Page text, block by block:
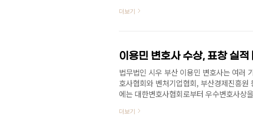
무소의 이용민 변호사가 변호한 사건으로,
을 가능성을 어떻게 낮출 것인지, 형사처벌
양형 요소를 ..
더보기
이용민 변호사 수상, 표창 실
법무법인 시우 부산 이용민 변호사는 여러
호사협회와 벤처기업협회, 부산경제진흥
에는 대한변호사협회로부터 우수변호사상
변호사협회로부터 청년변호사상을 수상하
더보기